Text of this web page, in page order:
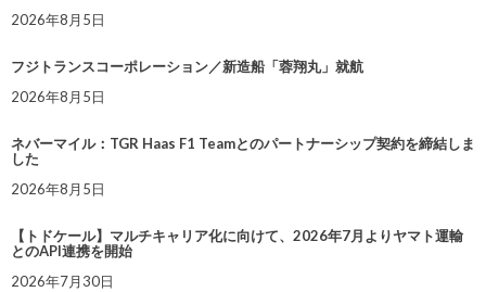
2026年8月5日
フジトランスコーポレーション／新造船「蓉翔丸」就航
2026年8月5日
ネバーマイル：TGR Haas F1 Teamとのパートナーシップ契約を締結しま
した
2026年8月5日
【トドケール】マルチキャリア化に向けて、2026年7月よりヤマト運輸
とのAPI連携を開始
2026年7月30日